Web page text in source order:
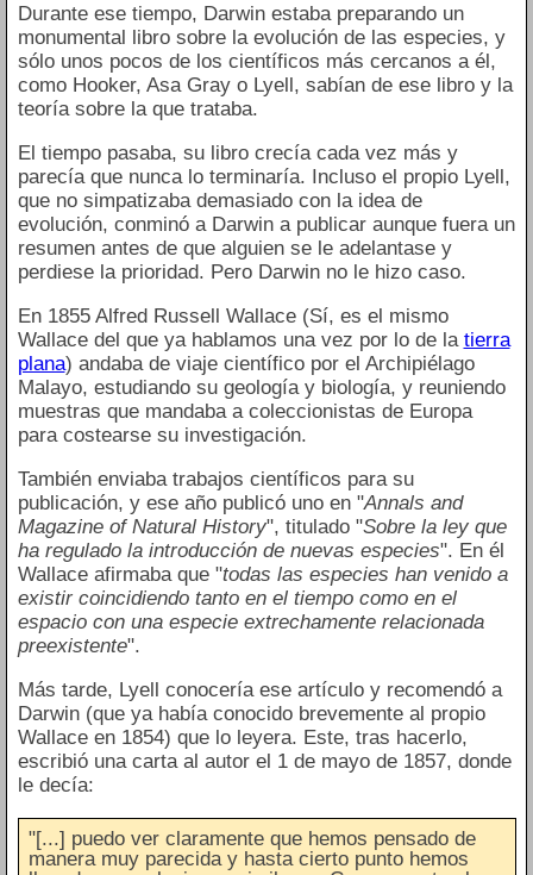
Durante ese tiempo, Darwin estaba preparando un
monumental libro sobre la evolución de las especies, y
sólo unos pocos de los científicos más cercanos a él,
como Hooker, Asa Gray o Lyell, sabían de ese libro y la
teoría sobre la que trataba.
El tiempo pasaba, su libro crecía cada vez más y
parecía que nunca lo terminaría. Incluso el propio Lyell,
que no simpatizaba demasiado con la idea de
evolución, conminó a Darwin a publicar aunque fuera un
resumen antes de que alguien se le adelantase y
perdiese la prioridad. Pero Darwin no le hizo caso.
En 1855 Alfred Russell Wallace (Sí, es el mismo
Wallace del que ya hablamos una vez por lo de la tierra
plana) andaba de viaje científico por el Archipiélago
Malayo, estudiando su geología y biología, y reuniendo
muestras que mandaba a coleccionistas de Europa
para costearse su investigación.
También enviaba trabajos científicos para su
publicación, y ese año publicó uno en "Annals and
Magazine of Natural History", titulado "Sobre la ley que
ha regulado la introducción de nuevas especies". En él
Wallace afirmaba que "todas las especies han venido a
existir coincidiendo tanto en el tiempo como en el
espacio con una especie extrechamente relacionada
preexistente".
Más tarde, Lyell conocería ese artículo y recomendó a
Darwin (que ya había conocido brevemente al propio
Wallace en 1854) que lo leyera. Este, tras hacerlo,
escribió una carta al autor el 1 de mayo de 1857, donde
le decía:
"[...] puedo ver claramente que hemos pensado de
manera muy parecida y hasta cierto punto hemos